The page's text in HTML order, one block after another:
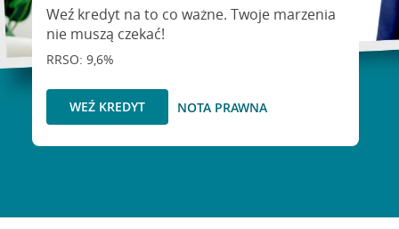
Weź kredyt na to co ważne. Twoje marzenia
nie muszą czekać!
RRSO: 9,6%
WEŹ KREDYT NOTA PRAWNA